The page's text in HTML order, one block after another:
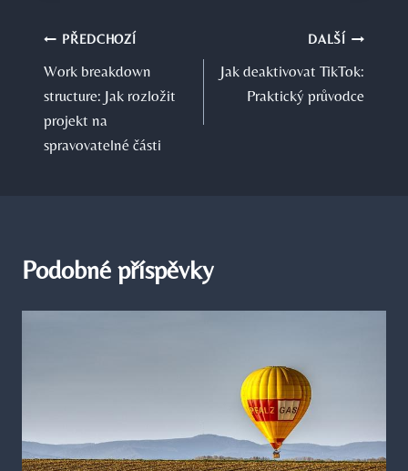
Navigace
pro
příspěvek
PŘEDCHOZÍ
Work breakdown
structure: Jak rozložit
projekt na
spravovatelné části
DALŠÍ
Jak deaktivovat TikTok:
Praktický průvodce
Podobné příspěvky